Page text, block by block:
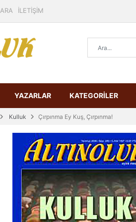
ARA İLETİŞİM
YAZARLAR KATEGORİLER
Kulluk Çırpınma Ey Kuş, Çırpınma!